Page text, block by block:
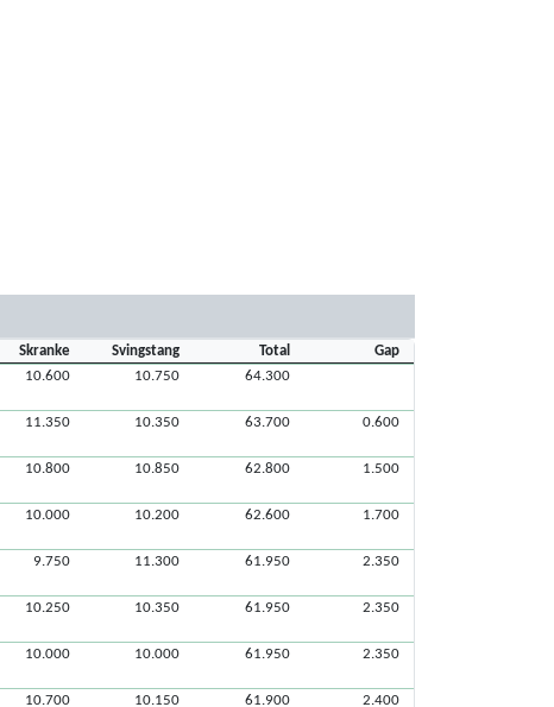
Skranke Svingstang Total
Gap
10.600 10.750 64.300
11.350 10.350 63.700 0.600
10.800 10.850 62.800 1.500
10.000 10.200 62.600 1.700
9.750 11.300 61.950 2.350
10.250 10.350 61.950 2.350
10.000 10.000 61.950 2.350
10.700 10.150 61.900 2.400